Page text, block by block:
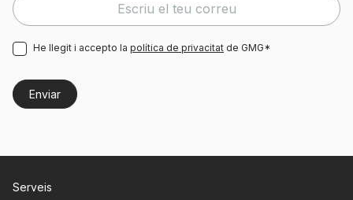
He llegit i accepto la política de privacitat de GMG*
Serveis